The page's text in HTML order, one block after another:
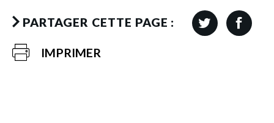
PARTAGER CETTE PAGE :
IMPRIMER